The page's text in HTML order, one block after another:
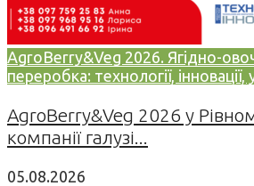
AgroBerry&Veg 2026. Ягідно-
переробка: технології, інновації,
AgroBerry&Veg 2026 у
компанії галузі...
05.08.2026